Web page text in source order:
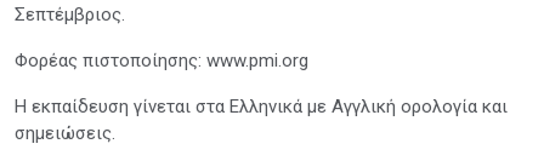
Σεπτέμβριος.
Φορέας πιστοποίησης: www.pmi.org
Η εκπαίδευση γίνεται στα Ελληνικά με Αγγλική ορολογία και
σημειώσεις.